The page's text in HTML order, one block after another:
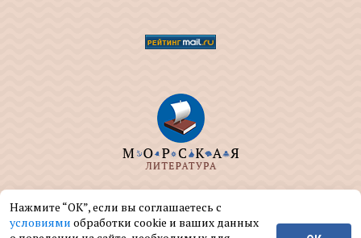
ООО "МОРКНИГА" занимается изданием и
реализацией книг на морскую тематику.
Нажмите “ОК”, если вы соглашаетесь с
условиями обработки cookie и ваших данных